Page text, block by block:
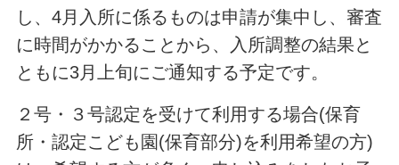
し、4月入所に係るものは申請が集中し、審査
に時間がかかることから、入所調整の結果と
ともに3月上旬にご通知する予定です。
２号・３号認定を受けて利用する場合(保育
所・認定こども園(保育部分)を利用希望の方)